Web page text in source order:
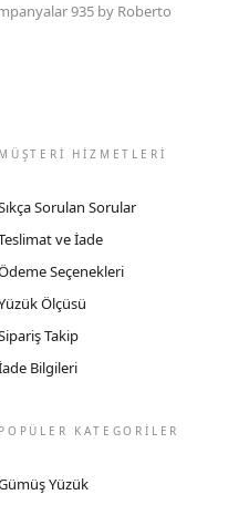
935 by Roberto
MÜŞTERİ HİZMETLERİ
Sorulan Sorular
ve İade
Seçenekleri
Ölçüsü
Takip
Bilgileri
POPÜLER KATEGORİLER
Yüzük